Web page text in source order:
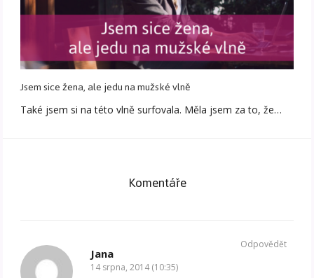
Jsem sice žena, ale jedu na mužské vlně
Také jsem si na této vlně surfovala. Měla jsem za to, že…
Komentáře
Jana
14 srpna, 2014 (10:35)
Odpovědět